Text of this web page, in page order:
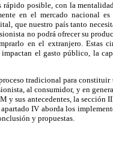
posible, con la
en el mercado nacional
que nuestro país tanto
no podrá ofrecer su
en el extranjero. Estas
el gasto público, la
tradicional para
al consumidor, y en
y sus antecedentes, la sección
IV aborda los
y propuestas.